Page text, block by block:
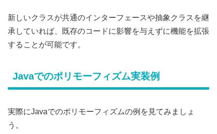
新しいクラスが共通のインターフェースや抽象クラスを継
承していれば、既存のコードに影響を与えずに機能を拡張
することが可能です。
Javaでのポリモーフィズム実装例
実際にJavaでのポリモーフィズムの例を見てみましょ
う。